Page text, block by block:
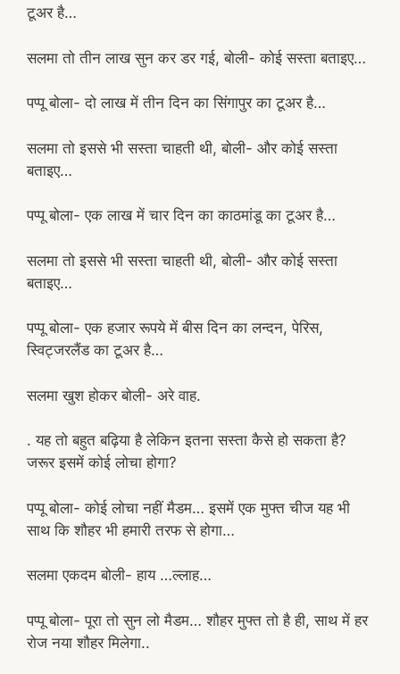
टूअर है…
सलमा तो तीन लाख सुन कर डर गई, बोली- कोई सस्ता बताइए…
पप्पू बोला- दो लाख में तीन दिन का सिंगापुर का टूअर है…
सलमा तो इससे भी सस्ता चाहती थी, बोली- और कोई सस्ता
बताइए…
पप्पू बोला- एक लाख में चार दिन का काठमांडू का टूअर है…
सलमा तो इससे भी सस्ता चाहती थी, बोली- और कोई सस्ता
बताइए…
पप्पू बोला- एक हजार रूपये में बीस दिन का लन्दन, पेरिस,
स्विट्जरलैंड का टूअर है…
सलमा खुश होकर बोली- अरे वाह.
. यह तो बहुत बढ़िया है लेकिन इतना सस्ता कैसे हो सकता है?
जरूर इसमें कोई लोचा होगा?
पप्पू बोला- कोई लोचा नहीं मैडम… इसमें एक मुफ्त चीज यह भी
साथ कि शौहर भी हमारी तरफ से होगा…
सलमा एकदम बोली- हाय …ल्लाह…
पप्पू बोला- पूरा तो सुन लो मैडम… शौहर मुफ्त तो है ही, साथ में हर
रोज नया शौहर मिलेगा..